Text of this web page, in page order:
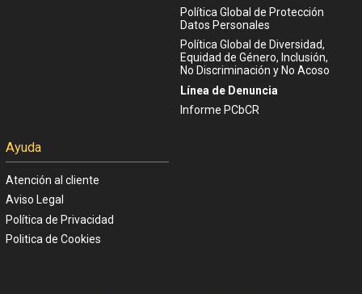
Política Global de Protección
Datos Personales
Política Global de Diversidad,
Equidad de Género, Inclusión,
No Discriminación y No Acoso
Línea de Denuncia
Informe PCbCR
Ayuda
Atención al cliente
Aviso Legal
Política de Privacidad
Politica de Cookies